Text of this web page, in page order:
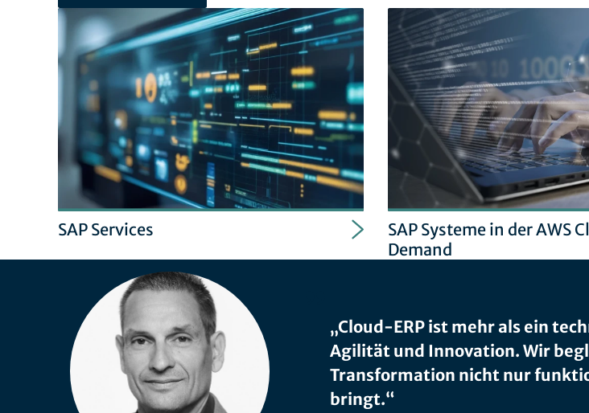
SAP Services
SAP Systeme in der AWS
Demand
„Cloud-ERP ist mehr als ein
Agilität und Innovation. Wir
Transformation nicht nur
bringt.“